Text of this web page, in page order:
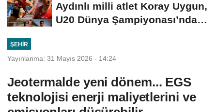
Aydınlı milli atlet Koray Uygun,
U20 Dünya Şampiyonası’nda
ŞEHIR
Yayınlanma: 31 Mayıs 2026 - 14:24
Jeotermalde yeni dönem... EGS
teknolojisi enerji maliyetlerini ve